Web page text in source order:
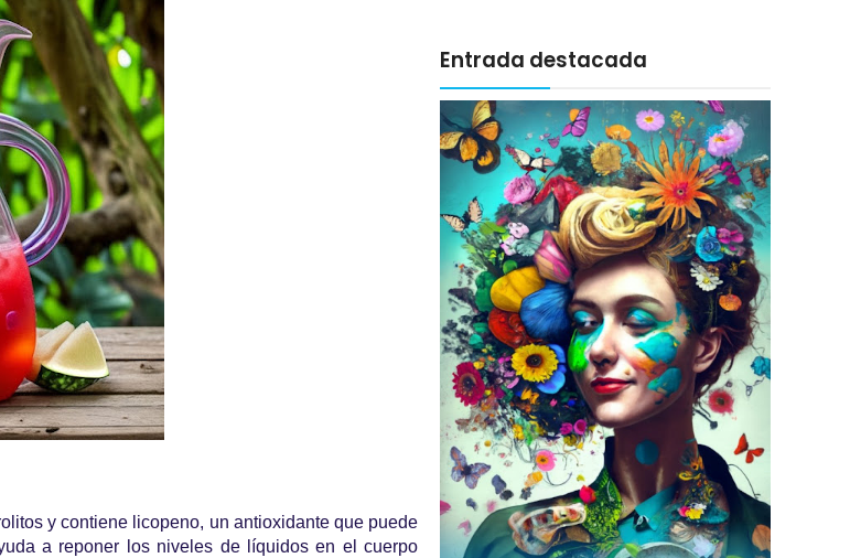
y contiene licopeno, un antioxidante que puede
a reponer los niveles de líquidos en el cuerpo
Entrada destacada